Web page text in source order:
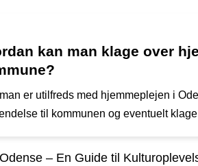
kan man klage over
er utilfreds med hjemmeplejen i
til kommunen og eventuelt
– En Guide til